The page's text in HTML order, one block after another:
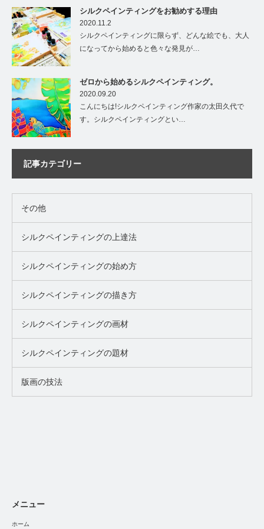
シルクペインティングをお勧めする理由
2020.11.2
シルクペインティングに限らず、どんな絵でも、大人
になってから始めると色々な発見が…
ゼロから始めるシルクペインティング。
2020.09.20
こんにちは!シルクペインティング作家の太田久代で
す。シルクペインティングとい…
記事カテゴリー
その他
シルクペインティングの上達法
シルクペインティングの始め方
シルクペインティングの描き方
シルクペインティングの画材
シルクペインティングの題材
版画の技法
メニュー
ホーム